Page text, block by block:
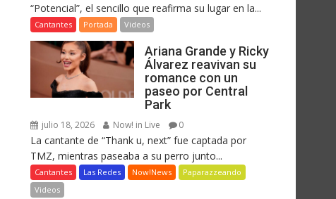
“Potencial”, el sencillo que reafirma su lugar en la...
Cantantes Portada Videos
Ariana Grande y Ricky
Álvarez reavivan su
romance con un
paseo por Central
Park
julio 18, 2026 Now! in Live 0
La cantante de “Thank u, next” fue captada por
TMZ, mientras paseaba a su perro junto...
Cantantes Las Redes Now!News
Paparazzeando
Videos